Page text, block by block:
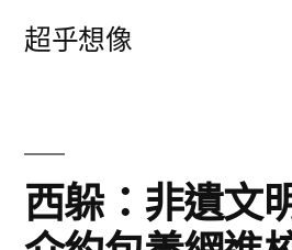
超乎想像
西躲：非遺文